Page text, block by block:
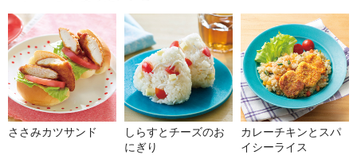
ささみカツサンド
しらすとチーズのお
にぎり
カレーチキンとスパ
イシーライス